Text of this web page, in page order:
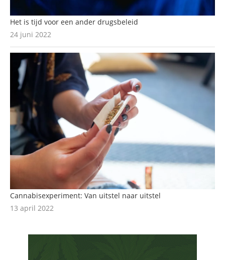
Het is tijd voor een ander drugsbeleid
24 juni 2022
Cannabisexperiment: Van uitstel naar uitstel
13 april 2022